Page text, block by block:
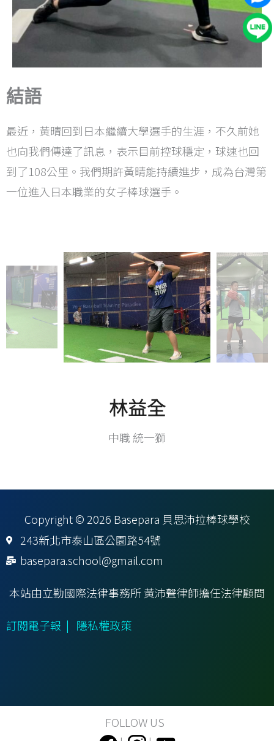
結語
最近，黃晴回到日本繼續大學選手的生涯，不久前她
也向我們傳達了訊息，表示目前控球穩定，球速也回
到了108公里。我們期許黃晴能持續進步，成為台灣第
一位進入日本職業的女子棒球選手。
林益全
中職 統一獅
Copyright © 2026 Basepara 貝思沛拉棒球學校
243新北市泰山區公園路54號
basepara.school@gmail.com
本站由立勤國際法律事務所 黃沛聲律師擔任法律顧問
訂閱電子報 | 隱私權政策
FOLLOW US